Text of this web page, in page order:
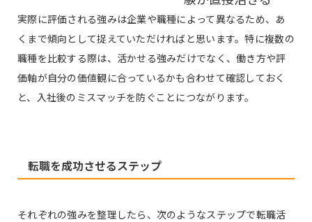
実際に評価される強みは企業や職種によって異なるため、あ
くまで傾向として捉えていただければと思います。特に複数の
職種を比較する際は、活かせる強みだけでなく、働き方や評
価軸が自分の価値観に合っているかも合わせて確認しておく
と、入社後のミスマッチを防ぐことにつながります。
転職を成功させるステップ
それぞれの強みを整理したら、次のようなステップで転職活